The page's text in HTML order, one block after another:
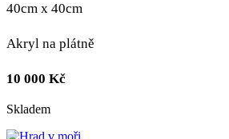
40cm x 40cm
Akryl na plátně
10 000 Kč
Skladem